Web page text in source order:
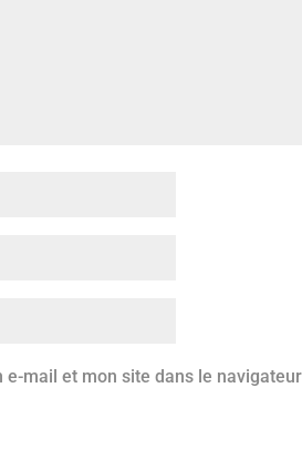
e-mail et mon site dans le